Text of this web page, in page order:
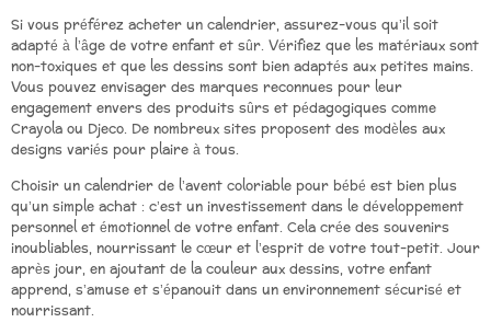
Si vous préférez acheter un calendrier, assurez-vous qu’il soit
adapté à l’âge de votre enfant et sûr. Vérifiez que les matériaux sont
non-toxiques et que les dessins sont bien adaptés aux petites mains.
Vous pouvez envisager des marques reconnues pour leur
engagement envers des produits sûrs et pédagogiques comme
Crayola ou Djeco. De nombreux sites proposent des modèles aux
designs variés pour plaire à tous.
Choisir un calendrier de l’avent coloriable pour bébé est bien plus
qu’un simple achat : c’est un investissement dans le développement
personnel et émotionnel de votre enfant. Cela crée des souvenirs
inoubliables, nourrissant le cœur et l’esprit de votre tout-petit. Jour
après jour, en ajoutant de la couleur aux dessins, votre enfant
apprend, s’amuse et s’épanouit dans un environnement sécurisé et
nourrissant.